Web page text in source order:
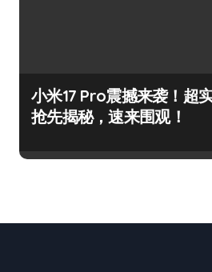
小米17 Pro震撼来袭！超
抢先揭秘，速来围观！